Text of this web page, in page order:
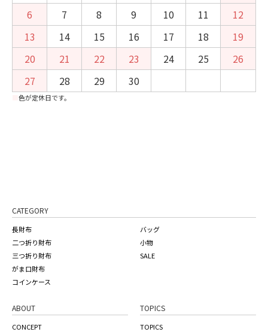
6
7 8 9 10 11
12
13
14 15 16 17 18
19
20
21 22 23 24 25
26
27
28 29 30
色が定休日です。
CATEGORY
長財布
二つ折り財布
三つ折り財布
がま口財布
コインケース
バッグ
小物
SALE
ABOUT
CONCEPT
TOPICS
TOPICS